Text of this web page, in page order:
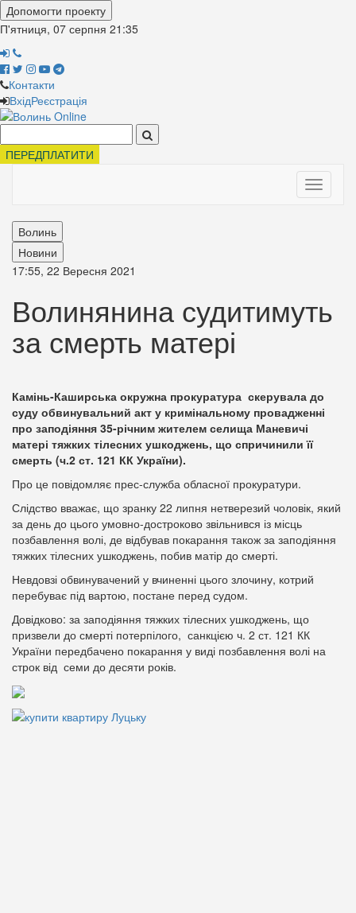
Допомогти проекту
П'ятниця, 07 серпня 21:35
Контакти
ВхідРеєстрація
ПЕРЕДПЛАТИТИ
Toggle
Волинь
Новини
17:55, 22 Вересня 2021
Волинянина судитимуть
за смерть матері
Камінь-Каширська окружна прокуратура скерувала до
суду обвинувальний акт у кримінальному провадженні
про заподіяння 35-річним жителем селища Маневичі
матері тяжких тілесних ушкоджень, що спричинили її
смерть (ч.2 ст. 121 КК України).
Про це повідомляє прес-служба обласної прокуратури.
Слідство вважає, що зранку 22 липня нетверезий чоловік, який
за день до цього умовно-достроково звільнився із місць
позбавлення волі, де відбував покарання також за заподіяння
тяжких тілесних ушкоджень, побив матір до смерті.
Невдовзі обвинувачений у вчиненні цього злочину, котрий
перебуває під вартою, постане перед судом.
Довідково: за заподіяння тяжких тілесних ушкоджень, що
призвели до смерті потерпілого, санкцією ч. 2 ст. 121 КК
України передбачено покарання у виді позбавлення волі на
строк від семи до десяти років.